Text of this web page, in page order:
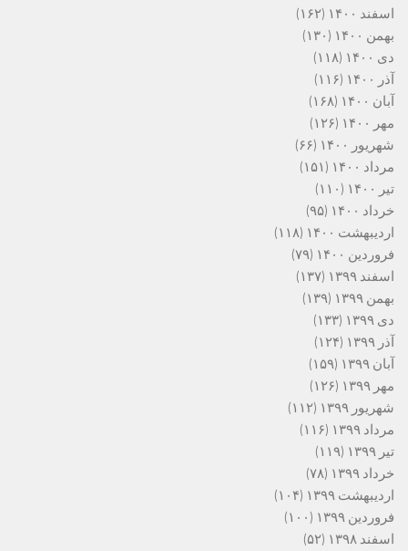
اسفند ۱۴۰۰
(۱۶۲)
بهمن ۱۴۰۰
(۱۳۰)
دی ۱۴۰۰
(۱۱۸)
آذر ۱۴۰۰
(۱۱۶)
آبان ۱۴۰۰
(۱۶۸)
مهر ۱۴۰۰
(۱۲۶)
شهریور ۱۴۰۰
(۶۶)
مرداد ۱۴۰۰
(۱۵۱)
تیر ۱۴۰۰
(۱۱۰)
خرداد ۱۴۰۰
(۹۵)
اردیبهشت ۱۴۰۰
(۱۱۸)
فروردین ۱۴۰۰
(۷۹)
اسفند ۱۳۹۹
(۱۳۷)
بهمن ۱۳۹۹
(۱۳۹)
دی ۱۳۹۹
(۱۳۳)
آذر ۱۳۹۹
(۱۲۴)
آبان ۱۳۹۹
(۱۵۹)
مهر ۱۳۹۹
(۱۲۶)
شهریور ۱۳۹۹
(۱۱۲)
مرداد ۱۳۹۹
(۱۱۶)
تیر ۱۳۹۹
(۱۱۹)
خرداد ۱۳۹۹
(۷۸)
اردیبهشت ۱۳۹۹
(۱۰۴)
فروردین ۱۳۹۹
(۱۰۰)
اسفند ۱۳۹۸
(۵۲)